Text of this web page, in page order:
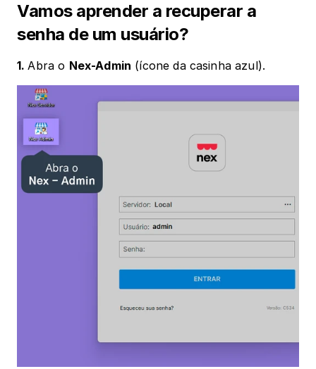
Vamos aprender a recuperar a
senha de um usuário?
1. Abra o Nex-Admin (ícone da casinha azul).